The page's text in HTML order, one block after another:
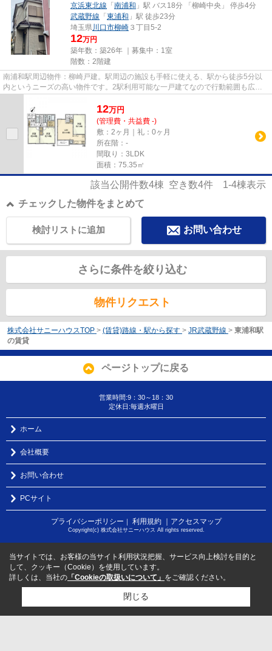
京浜東北線 「 南浦和 」駅 バス18分 「柳崎中央」 停歩4分
武蔵野線 「 東浦和 」駅 徒歩23分
埼玉県川口市柳崎 ３丁目5-2
12万円
築年数：築26年 ｜募集中： 1室
階数：2階建
南浦和駅周辺物件：柳崎戸建。駅周辺の施設も手軽に使える、駅から徒歩5分以
内というニーズの高い物件です。2駅利用可能な一戸建てなので行動範囲も広が
12万円
(管理費・共益費 -)
敷：2ヶ月｜礼：0ヶ月
所在階：-
間取り：3LDK
面積：75.35㎡
該当公開件数4棟 空き数4件 1-4棟表示
チェックした物件をまとめて
お問い合わせ
検討リストに追加
さらに条件を絞り込む
物件リクエスト
株式会社サニーハウスTOP > (賃貸)路線・駅から探す > JR武蔵野線 > 東浦和駅
の賃貸
ページトップに戻る
営業時間:9：30～18：30
定休日:毎週水曜日
ホーム
会社概要
お問い合わせ
PCサイト
プライバシーポリシー ｜ 利用規約 ｜アクセスマップ
Copyright(c) 株式会社サニーハウス All rights reserved.
当サイトでは、お客様の当サイト利用状況把握、サービス向上検討を目的と
して、クッキー（Cookie）を使用しています。
詳しくは、当社の 「Cookieの取扱いについて」 をご確認ください。
閉じる